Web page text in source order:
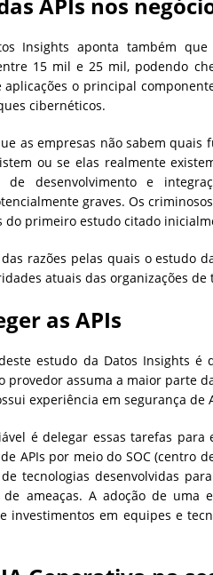
Insights aponta também
15 mil e 25 mil, podendo
aplicações o principal
cibernéticos.
as empresas não sabem quais
ou se elas realmente
desenvolvimento e
graves. Os
do primeiro estudo citado
razões pelas quais o estudo
atuais das organizações de
as APIs
estudo da Datos Insights
provedor assuma a maior parte
experiência em segurança de
é delegar essas tarefas
APIs por meio do SOC (centro
tecnologias desenvolvidas
ameaças. A adoção de uma
investimentos em equipes e